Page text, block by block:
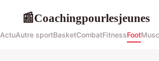
📰Coachingpourlesjeunes
ActuAutre sportBasketCombatFitnessFoot